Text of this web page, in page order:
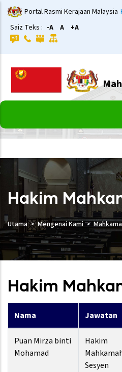
Langkau
ke
kandungan
utama
Portal Rasmi Kerajaan Malaysia
Saiz Teks : -A A +A
Hakim
Utama Mengenai Kami
Hakim
Nama Jawatan
Puan Mirza binti
Mohamad
Hakim
Sesyen